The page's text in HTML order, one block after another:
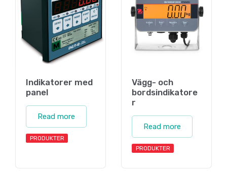
Indikatorer med
panel
Read more
PRODUKTER
Vägg- och
bordsindikatore
r
Read more
PRODUKTER